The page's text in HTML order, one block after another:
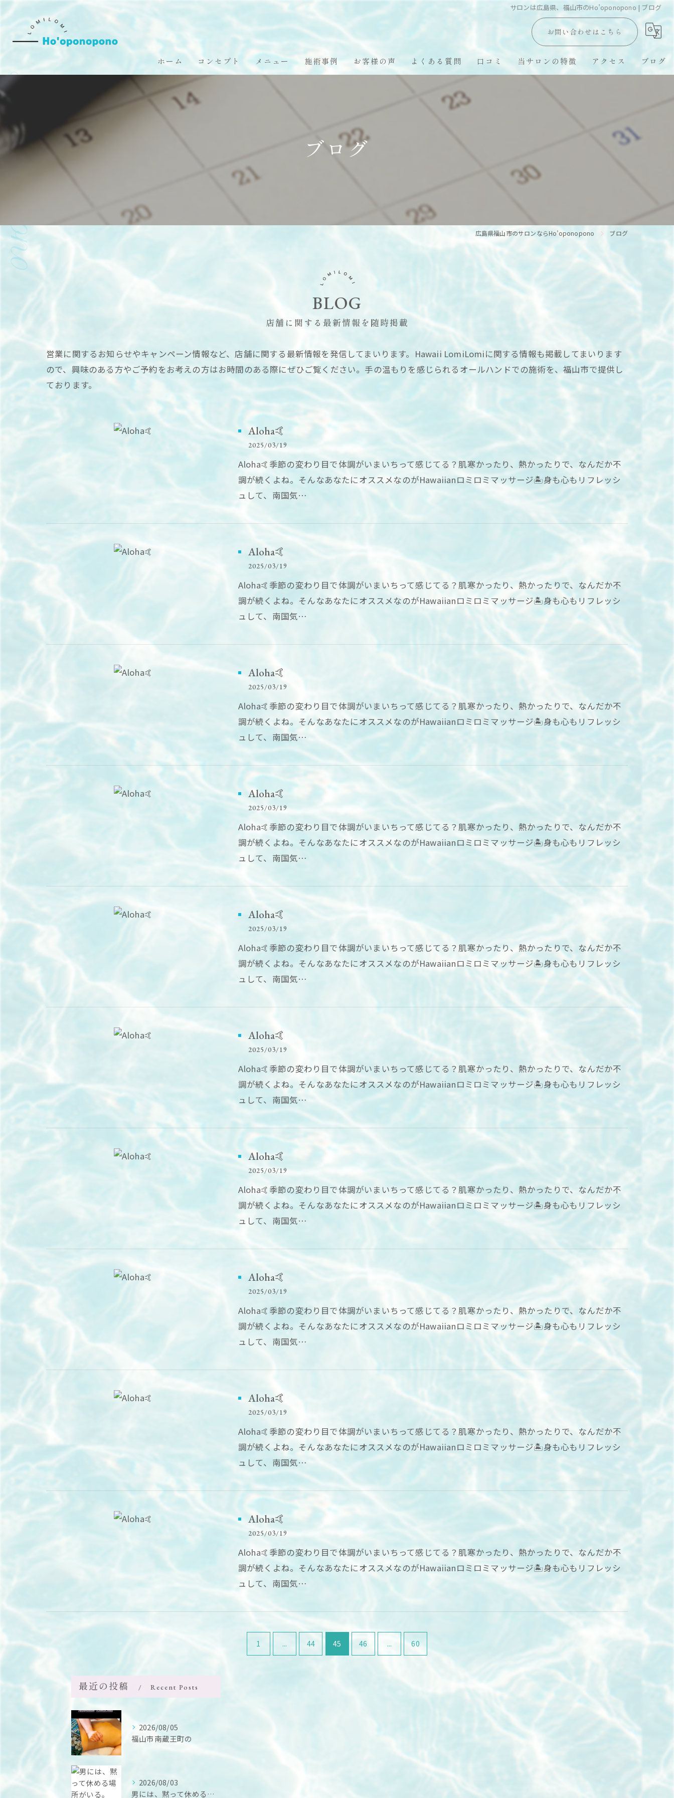
サロンは広島県、福山市のHo’oponopono | ブログ
お問い合わせはこちら
ホーム コンセプト メニュー 施術事例 お客様の声 よくある質問 口コミ 当サロンの特徴
ハワイ留学
アクセス ブログ
ブログ
広島県福山市のサロンならHo’oponopono ブログ
BLOG
店舗に関する最新情報を随時掲載
営業に関するお知らせやキャンペーン情報など、店舗に関する最新情報を発信してまいります。Hawaii LomiLomiに関する情報も掲載してまいります
ので、興味のある方やご予約をお考えの方はお時間のある際にぜひご覧ください。手の温もりを感じられるオールハンドでの施術を、福山市で提供し
ております。
Aloha🤙
2025/03/19
Aloha🤙季節の変わり目で体調がいまいちって感じてる？肌寒かったり、熱かったりで、なんだか不
調が続くよね。そんなあなたにオススメなのがHawaiianロミロミマッサージ🏝身も心もリフレッシ
ュして、南国気…
Aloha🤙
2025/03/19
Aloha🤙季節の変わり目で体調がいまいちって感じてる？肌寒かったり、熱かったりで、なんだか不
調が続くよね。そんなあなたにオススメなのがHawaiianロミロミマッサージ🏝身も心もリフレッシ
ュして、南国気…
Aloha🤙
2025/03/19
Aloha🤙季節の変わり目で体調がいまいちって感じてる？肌寒かったり、熱かったりで、なんだか不
調が続くよね。そんなあなたにオススメなのがHawaiianロミロミマッサージ🏝身も心もリフレッシ
ュして、南国気…
Aloha🤙
2025/03/19
Aloha🤙季節の変わり目で体調がいまいちって感じてる？肌寒かったり、熱かったりで、なんだか不
調が続くよね。そんなあなたにオススメなのがHawaiianロミロミマッサージ🏝身も心もリフレッシ
ュして、南国気…
Aloha🤙
2025/03/19
Aloha🤙季節の変わり目で体調がいまいちって感じてる？肌寒かったり、熱かったりで、なんだか不
調が続くよね。そんなあなたにオススメなのがHawaiianロミロミマッサージ🏝身も心もリフレッシ
ュして、南国気…
Aloha🤙
2025/03/19
Aloha🤙季節の変わり目で体調がいまいちって感じてる？肌寒かったり、熱かったりで、なんだか不
調が続くよね。そんなあなたにオススメなのがHawaiianロミロミマッサージ🏝身も心もリフレッシ
ュして、南国気…
Aloha🤙
2025/03/19
Aloha🤙季節の変わり目で体調がいまいちって感じてる？肌寒かったり、熱かったりで、なんだか不
調が続くよね。そんなあなたにオススメなのがHawaiianロミロミマッサージ🏝身も心もリフレッシ
ュして、南国気…
Aloha🤙
2025/03/19
Aloha🤙季節の変わり目で体調がいまいちって感じてる？肌寒かったり、熱かったりで、なんだか不
調が続くよね。そんなあなたにオススメなのがHawaiianロミロミマッサージ🏝身も心もリフレッシ
ュして、南国気…
Aloha🤙
2025/03/19
Aloha🤙季節の変わり目で体調がいまいちって感じてる？肌寒かったり、熱かったりで、なんだか不
調が続くよね。そんなあなたにオススメなのがHawaiianロミロミマッサージ🏝身も心もリフレッシ
ュして、南国気…
Aloha🤙
2025/03/19
Aloha🤙季節の変わり目で体調がいまいちって感じてる？肌寒かったり、熱かったりで、なんだか不
調が続くよね。そんなあなたにオススメなのがHawaiianロミロミマッサージ🏝身も心もリフレッシ
ュして、南国気…
1 ... 44 45 46 ... 60
最近の投稿 Recent Posts
2026/08/05
福山市南蔵王町の
2026/08/03
男には、黙って休める場所がいる。